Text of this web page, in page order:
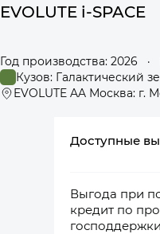
EVOLUTE i-SPACE
Год производства: 2026 ·
Кузов: Галактический
EVOLUTE AA Москва: г.
Доступные
Выгода при
кредит по
господдержки